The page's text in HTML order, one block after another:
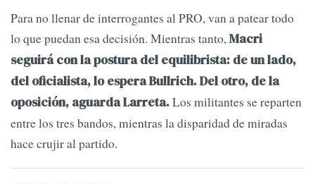
Para no llenar de interrogantes al PRO, van a patear todo
lo que puedan esa decisión. Mientras tanto,Macri
seguirá con la postura del equilibrista: de un lado,
del oficialista, lo espera Bullrich. Del otro, de la
oposición, aguarda Larreta.Los militantes se reparten
entre los tres bandos, mientras la disparidad de miradas
hace crujir al partido.